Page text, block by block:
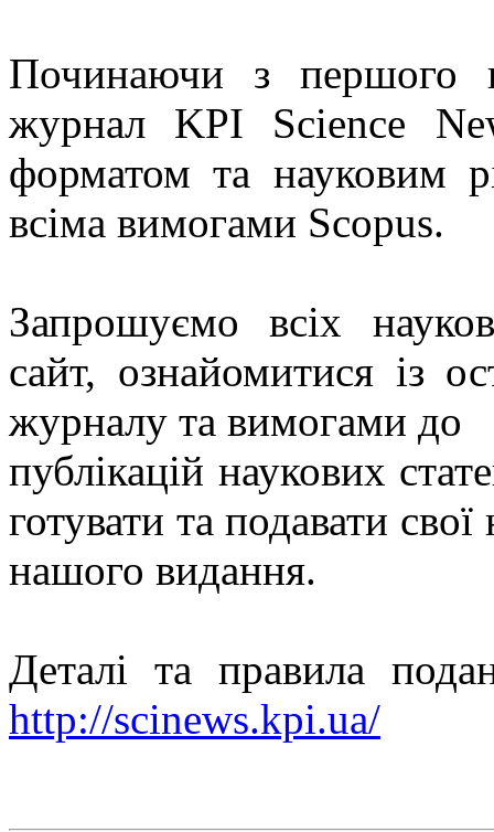
Починаючи з першого
журнал KPI Science
форматом та науковим
всіма вимогами Scopus.
Запрошуємо всіх
сайт, ознайомитися із
журналу та вимогами до
публікацій наукових
готувати та подавати
нашого видання.
Деталі та правила
http://scinews.kpi.ua/